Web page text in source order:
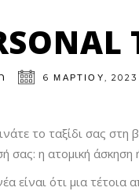
6 ΜΑΡΤΊΟΥ, 2023
το ταξίδι σας στη
σας: η ατομική άσκηση
είναι ότι μια τέτοια